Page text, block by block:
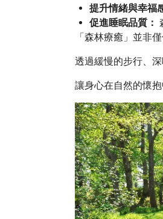
提升情緒與幸福
促進睡眠品質：
「森林療癒」並非
透過緩慢的步行、
讓身心在自然的懷抱